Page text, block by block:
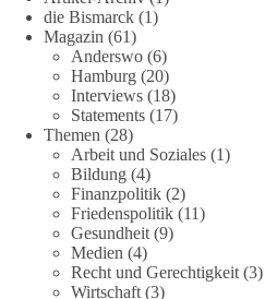
die Bismarck (1)
Magazin (61)
Anderswo (6)
Hamburg (20)
Interviews (18)
Statements (17)
Themen (28)
Arbeit und Soziales (1)
Bildung (4)
Finanzpolitik (2)
Friedenspolitik (11)
Gesundheit (9)
Medien (4)
Recht und Gerechtigkeit (3)
Wirtschaft (3)